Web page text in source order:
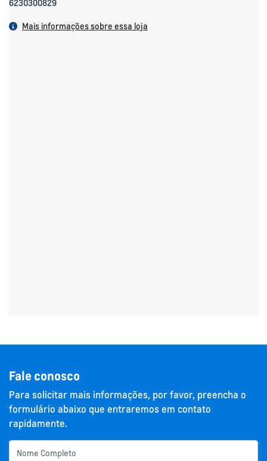
6230300829
Mais informações sobre essa loja
Fale conosco
Para solicitar mais informações, por favor, preencha o
formulário abaixo que entraremos em contato
rapidamente.